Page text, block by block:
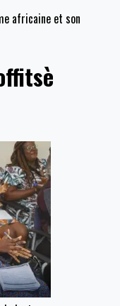
africaine et son